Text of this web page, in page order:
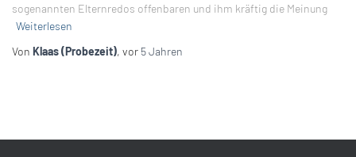
sogenannten Elternredos offenbaren und ihm kräftig die Meinung
Weiterlesen
Von Klaas (Probezeit), vor 5 Jahren